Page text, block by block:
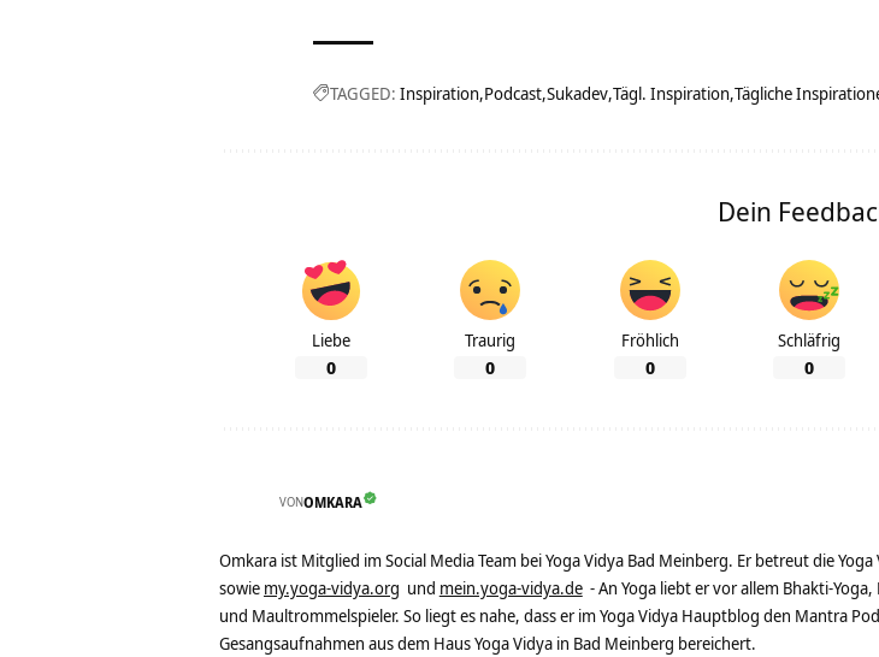
TAGGED: Inspiration Podcast Sukadev Tägl. Inspiration Tägliche
Dein
Liebe
0
Traurig
0
Fröhlich
0
Schläfrig
0
VONOMKARA
Omkara ist Mitglied im Social Media Team bei Yoga Vidya Bad Meinberg. Er betreut die
sowie my.yoga-vidya.org und mein.yoga-vidya.de - An Yoga liebt er vor allem Bhakti-
und Maultrommelspieler. So liegt es nahe, dass er im Yoga Vidya Hauptblog den Mantra
Gesangsaufnahmen aus dem Haus Yoga Vidya in Bad Meinberg bereichert.